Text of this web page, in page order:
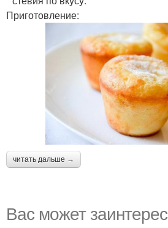
Приготовление:
читать дальше →
Вас может